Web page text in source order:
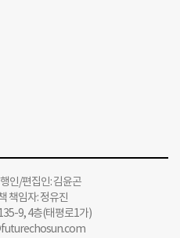
인/편집인: 김윤곤
책임자: 정유진
9, 4층(태평로1가)